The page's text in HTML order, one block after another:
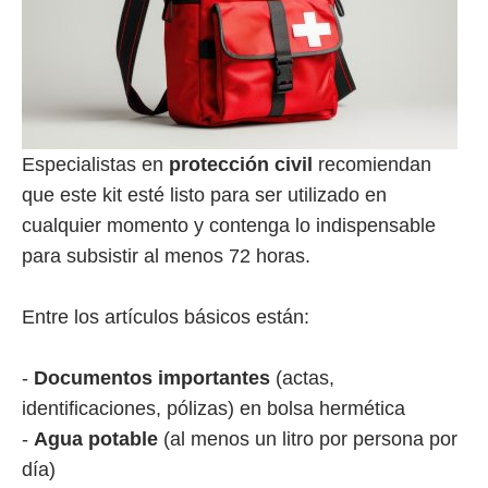
Especialistas en protección civil recomiendan
que este kit esté listo para ser utilizado en
cualquier momento y contenga lo indispensable
para subsistir al menos 72 horas.
Entre los artículos básicos están:
- Documentos importantes (actas,
identificaciones, pólizas) en bolsa hermética
- Agua potable (al menos un litro por persona por
día)